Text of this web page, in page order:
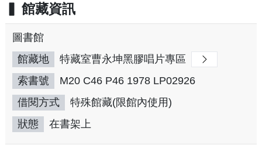
館藏資訊
圖書館
館藏地
特藏室曹永坤黑膠唱片專區
索書號
M20 C46 P46 1978 LP02926
借閱方式
特殊館藏(限館內使用)
狀態
在書架上